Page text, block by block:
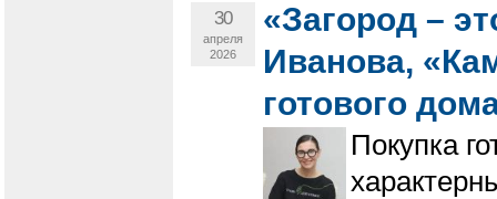
30
апреля
2026
«Загород –
Иванова,
готового
Покупка